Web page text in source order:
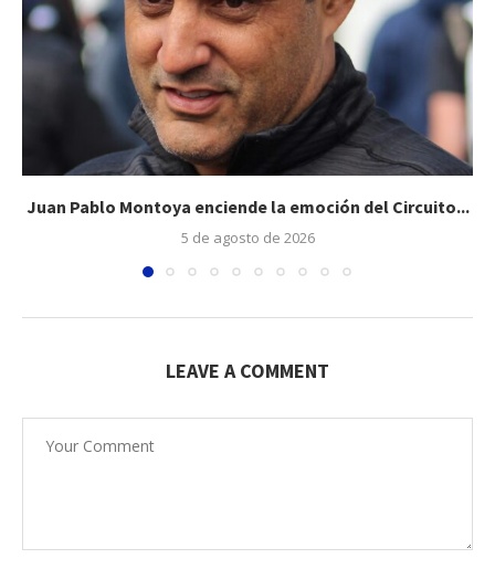
Juan Pablo Montoya enciende la emoción del Circuito...
5 de agosto de 2026
LEAVE A COMMENT